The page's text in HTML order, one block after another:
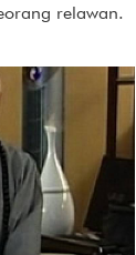
relawan.